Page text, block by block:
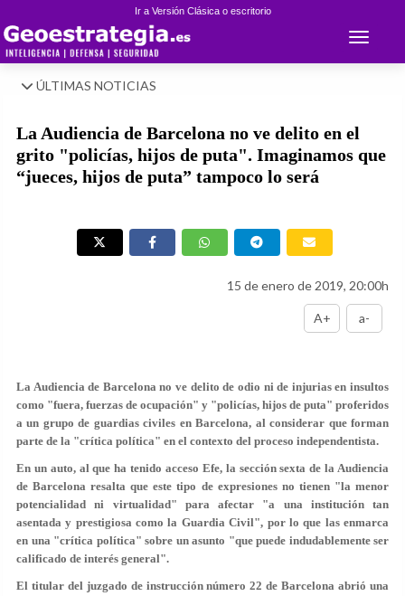
Ir a Versión Clásica o escritorio
Toggle
ÚLTIMAS NOTICIAS
La Audiencia de Barcelona no ve delito en el
grito "policías, hijos de puta". Imaginamos que
“jueces, hijos de puta” tampoco lo será
15 de enero de 2019, 20:00h
A+ a-
La Audiencia de Barcelona no ve delito de odio ni de injurias en insultos
como "fuera, fuerzas de ocupación" y "policías, hijos de puta" proferidos
a un grupo de guardias civiles en Barcelona, al considerar que forman
parte de la "crítica política" en el contexto del proceso independentista.
En un auto, al que ha tenido acceso Efe, la sección sexta de la Audiencia
de Barcelona resalta que este tipo de expresiones no tienen "la menor
potencialidad ni virtualidad" para afectar "a una institucióntan
asentada y prestigiosa como la Guardia Civil", por lo que las enmarca
en una "crítica política" sobre un asunto "que puede indudablemente ser
calificado de interés general".
El titular del juzgado de instrucción número 22 de Barcelona abrió una